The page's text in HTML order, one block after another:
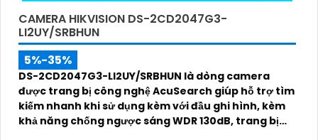
CAMERA HIKVISION DS-2CD2047G3-
LI2UY/SRBHUN
5%-35%
DS-2CD2047G3-LI2UY/SRBHUN là dòng camera
được trang bị công nghệ AcuSearch giúp hỗ trợ tìm
kiếm nhanh khi sử dụng kèm với đầu ghi hình, kèm
khả năng chống ngược sáng WDR 130dB, trang bị